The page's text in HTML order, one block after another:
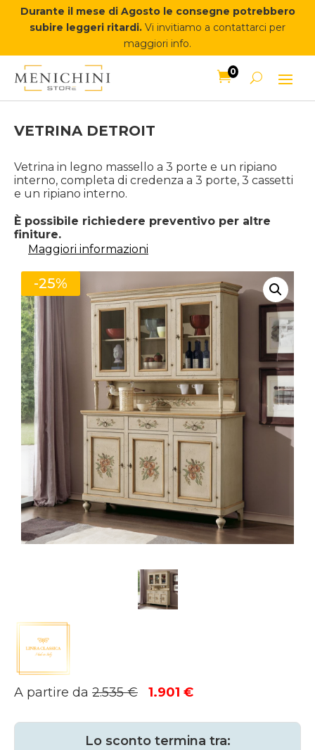
Durante il mese di Agosto le consegne potrebbero
subire leggeri ritardi. Vi invitiamo a contattarci per
maggiori info.
0
VETRINA DETROIT
Vetrina in legno massello a 3 porte e un ripiano
interno, completa di credenza a 3 porte, 3 cassetti
e un ripiano interno.
È possibile richiedere preventivo per altre
finiture.
Maggiori informazioni
-25%
A partire da 2.535€
Il
originale
era:
1.901 €Il
attuale
è:
Lo sconto termina tra: